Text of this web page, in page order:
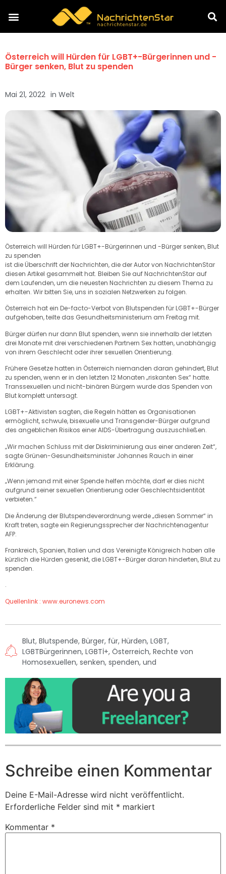
Österreich will Hürden für LGBT+-Bürgerinnen und -
Bürger senken, Blut zu spenden
Mai 21, 2022 in Welt
Österreich will Hürden für LGBT+-Bürgerinnen und -Bürger senken, Blut
zu spenden
ist die Überschrift der Nachrichten, die der Autor von NachrichtenStar
diesen Artikel gesammelt hat. Bleiben Sie auf NachrichtenStar auf
dem Laufenden, um die neuesten Nachrichten zu diesem Thema zu
erhalten. Wir bitten Sie, uns in sozialen Netzwerken zu folgen.
Österreich hat ein De-facto-Verbot von Blutspenden für LGBT+-Bürger
aufgehoben, teilte das Gesundheitsministerium am Freitag mit.
Bürger dürfen nur dann Blut spenden, wenn sie innerhalb der letzten
drei Monate mit drei verschiedenen Partnern Sex hatten, unabhängig
von ihrem Geschlecht oder ihrer sexuellen Orientierung.
Frühere Gesetze hatten in Österreich niemanden daran gehindert, Blut
zu spenden, wenn er in den letzten 12 Monaten „riskanten Sex“ hatte.
Transsexuellen und nicht-binären Bürgern wurde das Spenden von
Blut komplett untersagt.
LGBT+-Aktivisten sagten, die Regeln hätten es Organisationen
ermöglicht, schwule, bisexuelle und Transgender-Bürger aufgrund
des angeblichen Risikos einer AIDS-Übertragung auszuschließen.
„Wir machen Schluss mit der Diskriminierung aus einer anderen Zeit“,
sagte Grünen-Gesundheitsminister Johannes Rauch in einer
Erklärung.
„Wenn jemand mit einer Spende helfen möchte, darf er dies nicht
aufgrund seiner sexuellen Orientierung oder Geschlechtsidentität
verbieten.“
Die Änderung der Blutspendeverordnung werde „diesen Sommer“ in
Kraft treten, sagte ein Regierungssprecher der Nachrichtenagentur
AFP.
Frankreich, Spanien, Italien und das Vereinigte Königreich haben alle
kürzlich die Hürden gesenkt, die LGBT+-Bürger daran hinderten, Blut zu
spenden.
.
Quellenlink : www.euronews.com
Blut, Blutspende, Bürger, für, Hürden, LGBT,
LGBTBürgerinnen, LGBTİ+, Österreich, Rechte von
Homosexuellen, senken, spenden, und
Schreibe einen Kommentar
Deine E-Mail-Adresse wird nicht veröffentlicht.
Erforderliche Felder sind mit * markiert
Kommentar *